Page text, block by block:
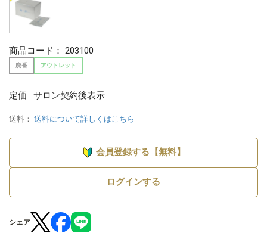
商品コード： 203100
廃番 アウトレット
定価 : サロン契約後表示
送料： 送料について詳しくはこちら
会員登録する【無料】
ログインする
シェア